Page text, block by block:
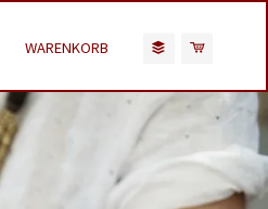
WARENKORB